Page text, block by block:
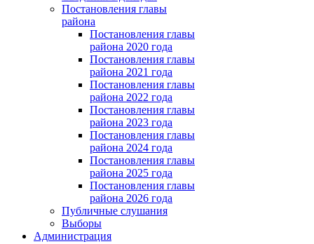
Постановления главы
района
Постановления главы
района 2020 года
Постановления главы
района 2021 года
Постановления главы
района 2022 года
Постановления главы
района 2023 года
Постановления главы
района 2024 года
Постановления главы
района 2025 года
Постановления главы
района 2026 года
Публичные слушания
Выборы
Администрация